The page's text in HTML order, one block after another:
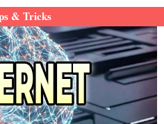
& Tricks